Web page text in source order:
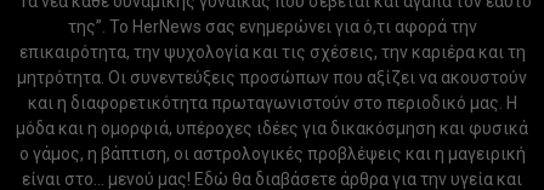
της”. Το HerNews σας ενημερώνει για ό,τι αφορά την
επικαιρότητα, την ψυχολογία και τις σχέσεις, την καριέρα και τη
μητρότητα. Οι συνεντεύξεις προσώπων που αξίζει να ακουστούν
και η διαφορετικότητα πρωταγωνιστούν στο περιοδικό μας. Η
μόδα και η ομορφιά, υπέροχες ιδέες για δικακόσμηση και φυσικά
ο γάμος, η βάπτιση, οι αστρολογικές προβλέψεις και η μαγειρική
είναι στο... μενού μας! Εδώ θα διαβάσετε άρθρα για την υγεία και